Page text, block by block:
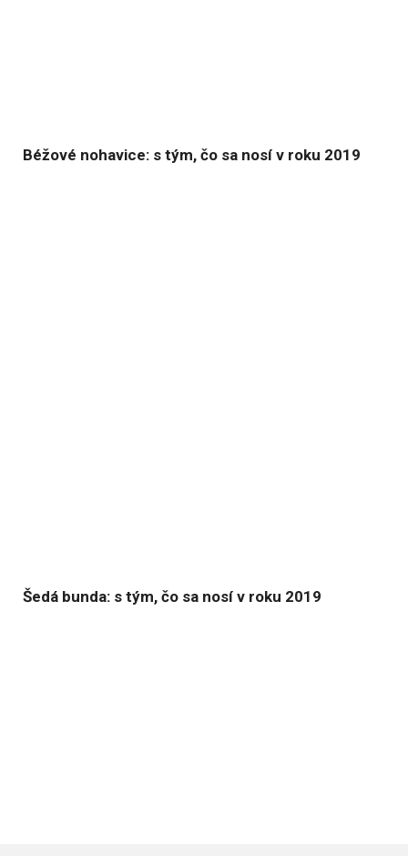
Béžové nohavice: s tým, čo sa nosí v roku 2019
Šedá bunda: s tým, čo sa nosí v roku 2019